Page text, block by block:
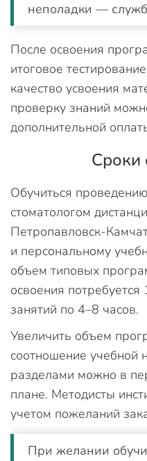
неполадки —
После освоения
итоговое
качество усвоения
проверку знаний
дополнительной
Сроки
Обучиться
стоматологом
Петропавловск-
и персональному
объем типовых
освоения
занятий по 4–8 часов.
Увеличить объем
соотношение учебной
разделами можно в
плане. Методисты
учетом пожеланий
При желании